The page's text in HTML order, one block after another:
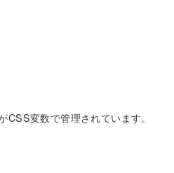
変数で管理されています。